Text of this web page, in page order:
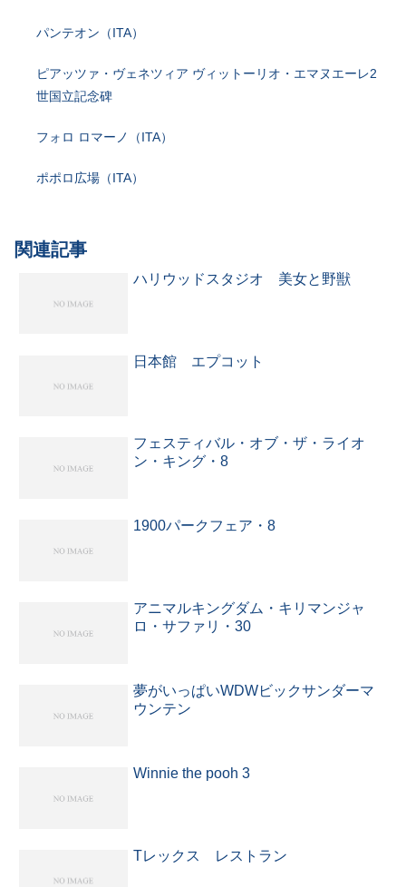
パンテオン（ITA）
ピアッツァ・ヴェネツィア ヴィットーリオ・エマヌエーレ2
世国立記念碑
フォロ ロマーノ（ITA）
ポポロ広場（ITA）
関連記事
ハリウッドスタジオ 美女と野獣
日本館 エプコット
フェスティバル・オブ・ザ・ライオ
ン・キング・8
1900パークフェア・8
アニマルキングダム・キリマンジャ
ロ・サファリ・30
夢がいっぱいWDWビックサンダーマ
ウンテン
Winnie the pooh 3
Tレックス レストラン